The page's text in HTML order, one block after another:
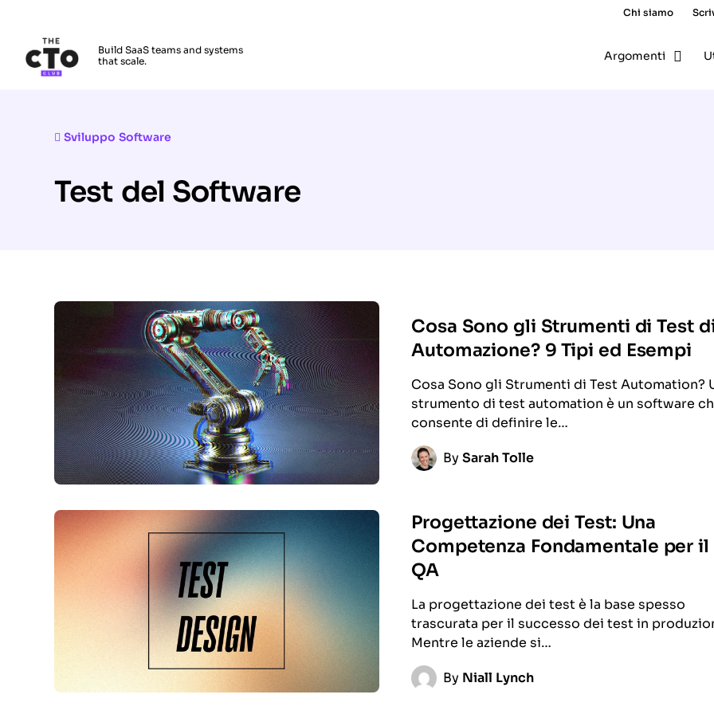
Chi siamo
Build SaaS teams and systems
that scale.
Argomenti
Sviluppo Software
Test del Software
Cosa Sono gli Strumenti di Test
Automazione? 9 Tipi ed Esempi
Cosa Sono gli Strumenti di Test Automation?
strumento di test automation è un software
consente di definire le…
By Sarah Tolle
Progettazione dei Test: Una
Competenza Fondamentale per il
QA
La progettazione dei test è la base spesso
trascurata per il successo dei test in
Mentre le aziende si…
By Niall Lynch